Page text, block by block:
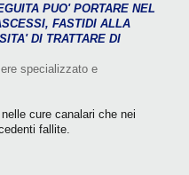
PUO' PORTARE NEL
FASTIDI ALLA
DI TRATTARE DI
specializzato e
cure canalari che nei
fallite.